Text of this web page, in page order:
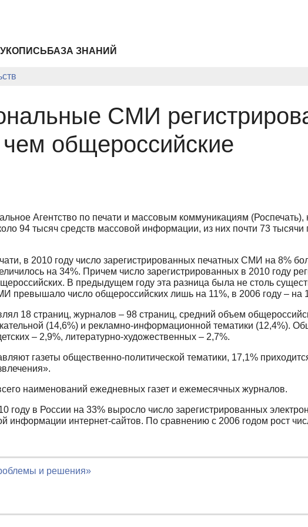
БАЗА ЗНАНИЙ
СМИ
общероссийские
Агентство по печати и массовым коммуникациям
94 тысяч средств массовой информации, из них почти 73
в 2010 году число зарегистрированных печатных СМИ на 8%
на 34%. Причем число зарегистрированных в 2010 году
В предыдущем году эта разница была не столь
превышало число общероссийских лишь на 11%, в 2006 году – на
18 страниц, журналов – 98 страниц, средний объем
(14,6%) и рекламно-информационной тематики (12,4%).
– 2,9%, литературно-художественных – 2,7%.
газеты общественно-политической тематики, 17,1%
наименований ежедневных газет и ежемесячных журналов.
году в России на 33% выросло число зарегистрированных
информации интернет-сайтов. По сравнению с 2006 годом рост
и решения»